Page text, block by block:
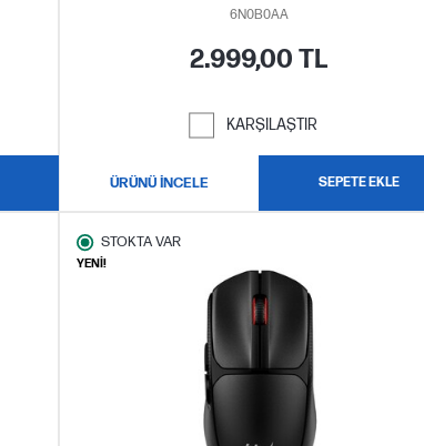
6N0B0AA
2.999,00 TL
KARŞILAŞTIR
ÜRÜNÜ İNCELE SEPETE EKLE
STOKTA VAR
YENİ!